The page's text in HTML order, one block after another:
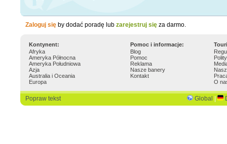
Zaloguj się by dodać poradę lub zarejestruj się za darmo.
Kontynent: Pomoc i informacje:
Afryka
Ameryka Północna
Ameryka Południowa
Azja
Australia i Oceania
Europa
Blog
Pomoc
Reklama
Nasze banery
Kontakt
O
Popraw tekst Global